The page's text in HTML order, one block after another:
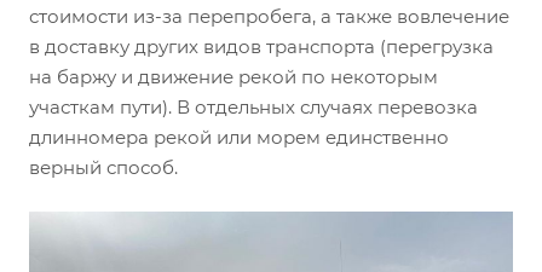
стоимости из-за перепробега, а также вовлечение
в доставку других видов транспорта (перегрузка
на баржу и движение рекой по некоторым
участкам пути). В отдельных случаях перевозка
длинномера рекой или морем единственно
верный способ.